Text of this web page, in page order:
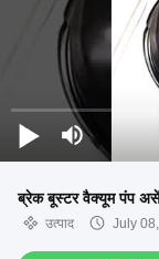
ब्रेक बूस्टर वैक्यूम पंप
उत्पाद July